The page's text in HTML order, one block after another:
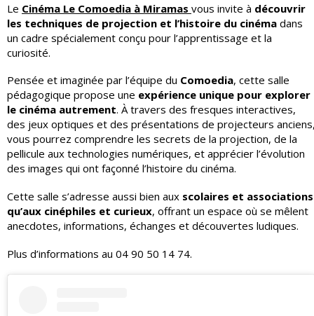
Le Cinéma Le Comoedia à Miramas vous invite à découvrir
les techniques de projection et l’histoire du cinéma dans
un cadre spécialement conçu pour l’apprentissage et la
curiosité.
Pensée et imaginée par l’équipe du Comoedia, cette salle
pédagogique propose une expérience unique pour explorer
le cinéma autrement. À travers des fresques interactives,
des jeux optiques et des présentations de projecteurs
vous pourrez comprendre les secrets de la projection, de la
pellicule aux technologies numériques, et apprécier l’évolution
des images qui ont façonné l’histoire du cinéma.
Cette salle s’adresse aussi bien aux scolaires et associations
qu’aux cinéphiles et curieux, offrant un espace où se mêlent
anecdotes, informations, échanges et découvertes ludiques.
Plus d’informations au 04 90 50 14 74.